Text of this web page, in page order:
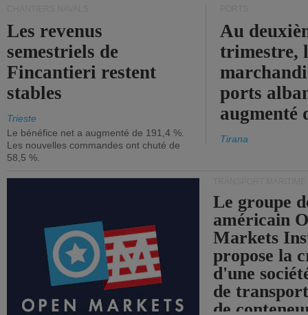
Les revenus
semestriels de
Fincantieri restent
stables
Trieste
Le bénéfice net a augmenté de 191,4 %.
Les nouvelles commandes ont chuté de
58,5 %.
Au
trimestre,
ports
augmenté
Tirana
Le groupe
américain
Markets
propose la
d'une
de
de